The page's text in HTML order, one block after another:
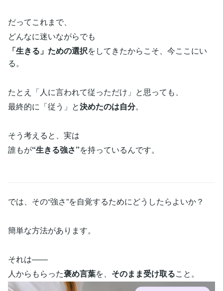
だってこれまで、
どんなに迷いながらでも
「生きる」ための選択をしてきたからこそ、今ここにい
る。
たとえ「人に言われて従っただけ」と思っても、
最終的に「従う」と決めたのは自分。
そう考えると、実は
誰もが“生きる強さ”を持っているんです。
では、その“強さ”を自覚するためにどうしたらよいか？
簡単な方法があります。
それは――
人からもらった褒め言葉を、 そのまま受け取ること。